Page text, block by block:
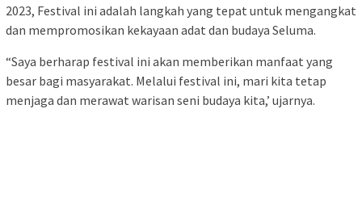
2023, Festival ini adalah langkah yang tepat untuk mengangkat
dan mempromosikan kekayaan adat dan budaya Seluma.
“Saya berharap festival ini akan memberikan manfaat yang
besar bagi masyarakat. Melalui festival ini, mari kita tetap
menjaga dan merawat warisan seni budaya kita,’ ujarnya.